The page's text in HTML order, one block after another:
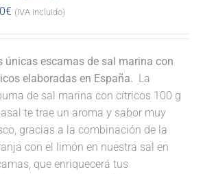
€ (IVA incluido)
únicas escamas de sal marina con
elaboradas en España. La
de sal marina con cítricos 100 g
te trae un aroma y sabor muy
gracias a la combinación de la
con el limón en nuestra sal en
que enriquecerá tus